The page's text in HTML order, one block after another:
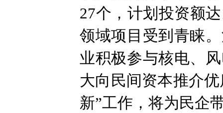
27个，计划投资额
领域项目受到青睐
业积极参与核电、
大向民间资本推介
新”工作，将为民企